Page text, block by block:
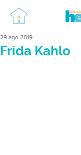
Frida Kahlo
29 ago 2019